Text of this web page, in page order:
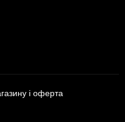
і оферта